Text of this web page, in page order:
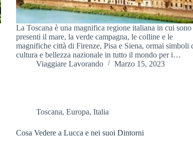
La Toscana è una magnifica regione italiana in cui sono
presenti il mare, la verde campagna, le colline e le
magnifiche città di Firenze, Pisa e Siena, ormai simboli
cultura e bellezza nazionale in tutto il mondo per i…
Viaggiare Lavorando
Marzo 15, 2023
Toscana,Europa,Italia
Cosa Vedere a Lucca e nei suoi Dintorni